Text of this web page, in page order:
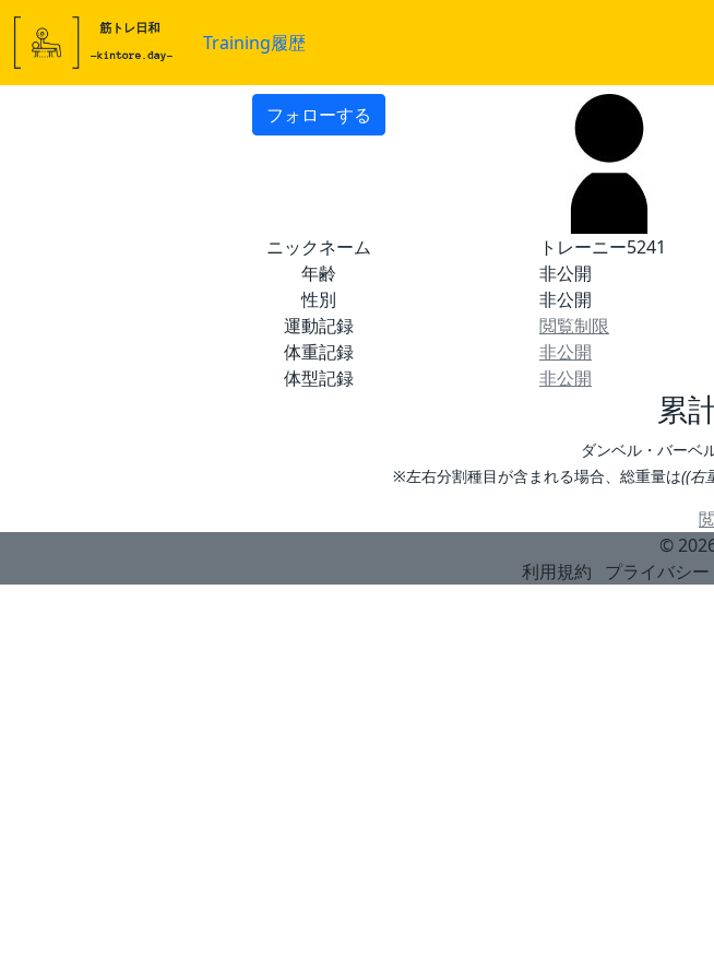
Training履歴
フォローする
ニックネーム
トレーニー5241
年齢
非公開
性別
非公開
運動記録
閲覧制限
体重記録
非公開
体型記録
非公開
累
ダンベル・バーベ
※左右分割種目が含まれる場合、総重量は((右
©
利用規約
プライバシー